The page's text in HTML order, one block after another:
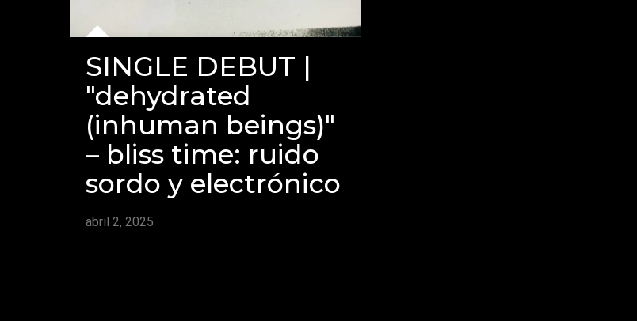
SINGLE DEBUT |
"dehydrated
(inhuman beings)"
– bliss time: ruido
sordo y electrónico
abril 2, 2025